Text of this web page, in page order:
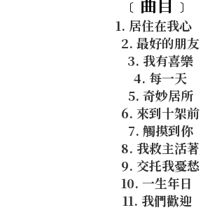
1. 居住在我心
2. 最好的朋友
3. 我有喜樂
4. 每一天
5. 奇妙居所
6. 來到十架前
7. 觸摸到你
8. 我救主活著
9. 交托我憂愁
10. 一生年日
11. 我們歡迎